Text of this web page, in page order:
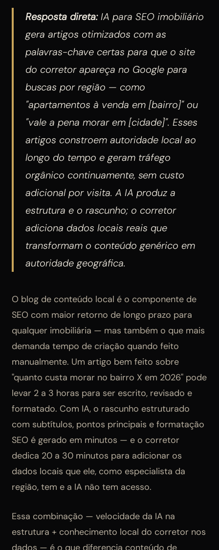
Resposta direta:IA para SEO imobiliário
gera artigos otimizados com as
palavras-chave certas para que o site
do corretor apareça no Google para
buscas por região — como
"apartamentos à venda em [bairro]" ou
"vale a pena morar em [cidade]". Esses
artigos constroem autoridade local ao
longo do tempo e geram tráfego
orgânico continuamente, sem custo
adicional por visita. A IA produz a
estrutura e o rascunho; o corretor
adiciona dados locais reais que
transformam o conteúdo genérico em
autoridade geográfica.
O blog de conteúdo local é o componente de
SEO com maior retorno de longo prazo para
qualquer imobiliária — mas também o que mais
demanda tempo de criação quando feito
manualmente. Um artigo bem feito sobre
"quanto custa morar no bairro X em 2026" pode
levar 2 a 3 horas para ser escrito, revisado e
formatado. Com IA, o rascunho estruturado
com subtítulos, pontos principais e formatação
SEO é gerado em minutos — e o corretor
dedica 20 a 30 minutos para adicionar os
dados locais que ele, como especialista da
região, tem e a IA não tem acesso.
Essa combinação — velocidade da IA na
estrutura + conhecimento local do corretor nos
dados — é o que diferencia conteúdo de